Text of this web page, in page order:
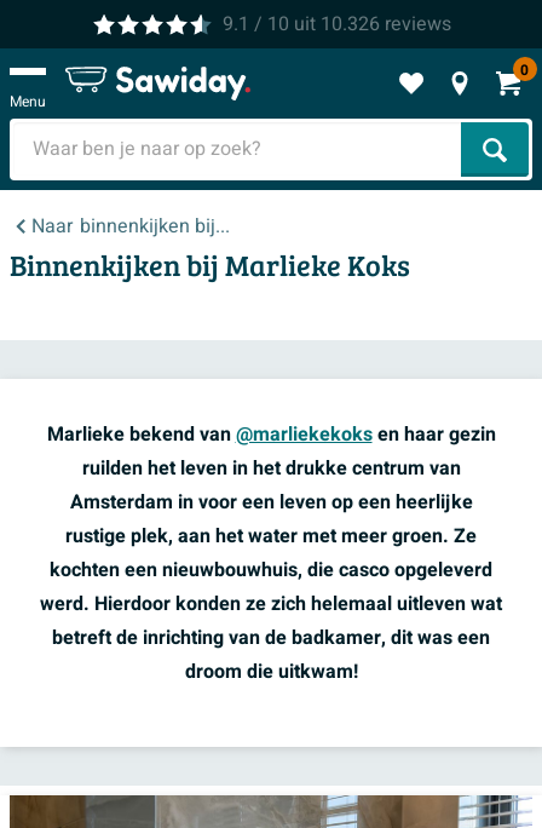
9.1 / 10 uit 10.326 reviews
Menu
0
Naar binnenkijken bij...
Binnenkijken bij Marlieke Koks
Marlieke bekend van@marliekekoksen haar gezin
ruilden het leven in het drukke centrum van
Amsterdam in voor een leven op een heerlijke
rustige plek, aan het water met meer groen. Ze
kochten een nieuwbouwhuis, die casco opgeleverd
werd. Hierdoor konden ze zich helemaal uitleven wat
betreft de inrichting van de badkamer, dit was een
droom die uitkwam!